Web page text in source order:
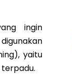
ingin
yaitu